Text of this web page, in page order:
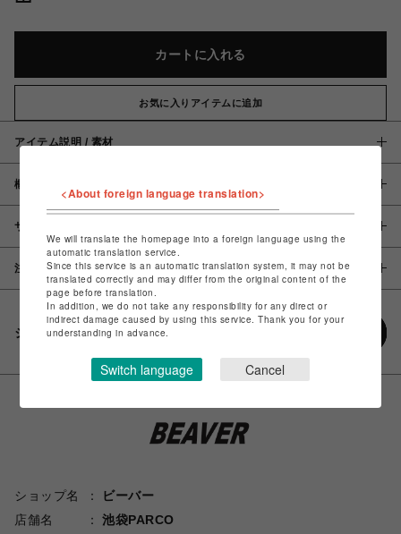
カートに入れる
お気に入りアイテムに追加
アイテム説明 / 素材
概要
サイズ
注意事項
シェアする
ショップ名
ビーバー
店舗名
池袋PARCO
<About foreign language translation>
We will translate the homepage into a foreign language using the
automatic translation service.
Since this service is an automatic translation system, it may not be
translated correctly and may differ from the original content of the
page before translation.
In addition, we do not take any responsibility for any direct or
indirect damage caused by using this service. Thank you for your
understanding in advance.
Switch language Cancel